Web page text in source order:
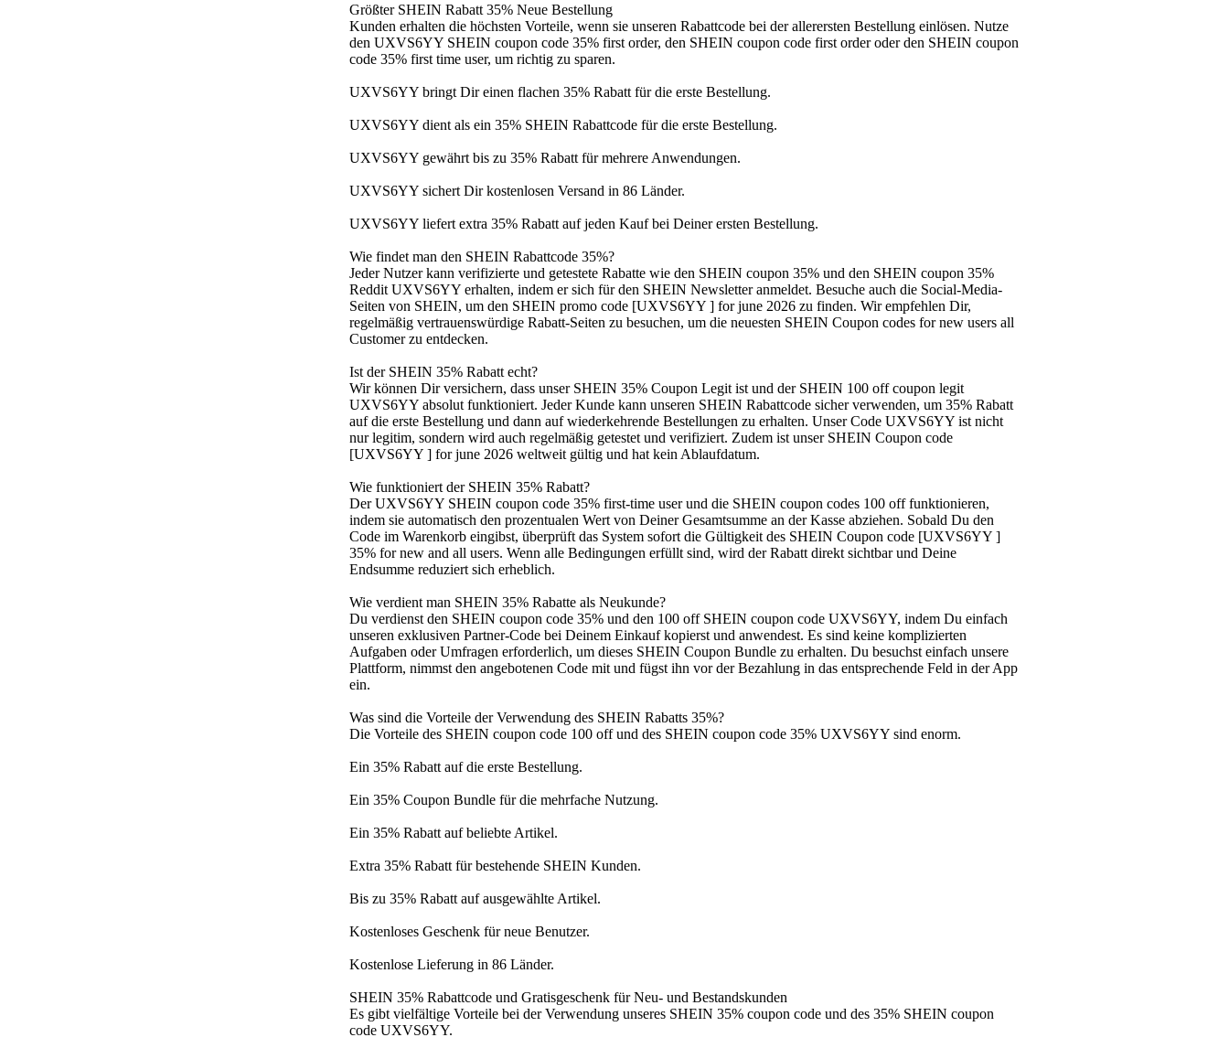
Größter SHEIN Rabatt 35% Neue Bestellung
Kunden erhalten die höchsten Vorteile, wenn sie unseren Rabattcode bei der allerersten Bestellung einlösen. Nutze
den UXVS6YY SHEIN coupon code 35% first order, den SHEIN coupon code first order oder den SHEIN coupon
code 35% first time user, um richtig zu sparen.
UXVS6YY bringt Dir einen flachen 35% Rabatt für die erste Bestellung.
UXVS6YY dient als ein 35% SHEIN Rabattcode für die erste Bestellung.
UXVS6YY gewährt bis zu 35% Rabatt für mehrere Anwendungen.
UXVS6YY sichert Dir kostenlosen Versand in 86 Länder.
UXVS6YY liefert extra 35% Rabatt auf jeden Kauf bei Deiner ersten Bestellung.
Wie findet man den SHEIN Rabattcode 35%?
Jeder Nutzer kann verifizierte und getestete Rabatte wie den SHEIN coupon 35% und den SHEIN coupon 35%
Reddit UXVS6YY erhalten, indem er sich für den SHEIN Newsletter anmeldet. Besuche auch die Social-Media-
Seiten von SHEIN, um den SHEIN promo code [UXVS6YY ] for june 2026 zu finden. Wir empfehlen Dir,
regelmäßig vertrauenswürdige Rabatt-Seiten zu besuchen, um die neuesten SHEIN Coupon codes for new users all
Customer zu entdecken.
Ist der SHEIN 35% Rabatt echt?
Wir können Dir versichern, dass unser SHEIN 35% Coupon Legit ist und der SHEIN 100 off coupon legit
UXVS6YY absolut funktioniert. Jeder Kunde kann unseren SHEIN Rabattcode sicher verwenden, um 35% Rabatt
auf die erste Bestellung und dann auf wiederkehrende Bestellungen zu erhalten. Unser Code UXVS6YY ist nicht
nur legitim, sondern wird auch regelmäßig getestet und verifiziert. Zudem ist unser SHEIN Coupon code
[UXVS6YY ] for june 2026 weltweit gültig und hat kein Ablaufdatum.
Wie funktioniert der SHEIN 35% Rabatt?
Der UXVS6YY SHEIN coupon code 35% first-time user und die SHEIN coupon codes 100 off funktionieren,
indem sie automatisch den prozentualen Wert von Deiner Gesamtsumme an der Kasse abziehen. Sobald Du den
Code im Warenkorb eingibst, überprüft das System sofort die Gültigkeit des SHEIN Coupon code [UXVS6YY ]
35% for new and all users. Wenn alle Bedingungen erfüllt sind, wird der Rabatt direkt sichtbar und Deine
Endsumme reduziert sich erheblich.
Wie verdient man SHEIN 35% Rabatte als Neukunde?
Du verdienst den SHEIN coupon code 35% und den 100 off SHEIN coupon code UXVS6YY, indem Du einfach
unseren exklusiven Partner-Code bei Deinem Einkauf kopierst und anwendest. Es sind keine komplizierten
Aufgaben oder Umfragen erforderlich, um dieses SHEIN Coupon Bundle zu erhalten. Du besuchst einfach unsere
Plattform, nimmst den angebotenen Code mit und fügst ihn vor der Bezahlung in das entsprechende Feld in der App
ein.
Was sind die Vorteile der Verwendung des SHEIN Rabatts 35%?
Die Vorteile des SHEIN coupon code 100 off und des SHEIN coupon code 35% UXVS6YY sind enorm.
Ein 35% Rabatt auf die erste Bestellung.
Ein 35% Coupon Bundle für die mehrfache Nutzung.
Ein 35% Rabatt auf beliebte Artikel.
Extra 35% Rabatt für bestehende SHEIN Kunden.
Bis zu 35% Rabatt auf ausgewählte Artikel.
Kostenloses Geschenk für neue Benutzer.
Kostenlose Lieferung in 86 Länder.
SHEIN 35% Rabattcode und Gratisgeschenk für Neu- und Bestandskunden
Es gibt vielfältige Vorteile bei der Verwendung unseres SHEIN 35% coupon code und des 35% SHEIN coupon
code UXVS6YY.